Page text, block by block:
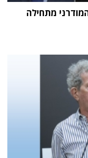
מתחילה